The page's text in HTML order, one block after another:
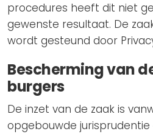
procedures heeft dit niet
gewenste resultaat. De
wordt gesteund door
Bescherming van
burgers
De inzet van de zaak is
opgebouwde